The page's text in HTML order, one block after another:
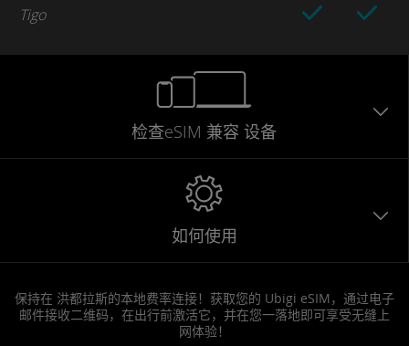
Tigo
检查eSIM 兼容 设备
如何使用
保持在 洪都拉斯的本地费率连接！获取您的 Ubigi eSIM，通过电子
邮件接收二维码，在出行前激活它，并在您一落地即可享受无缝上
网体验！